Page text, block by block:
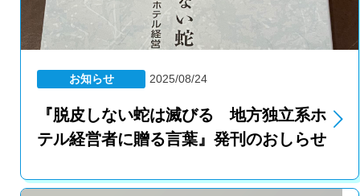
お知らせ 2025/08/24
『脱皮しない蛇は滅びる 地方独立系ホ
テル経営者に贈る言葉』発刊のおしらせ